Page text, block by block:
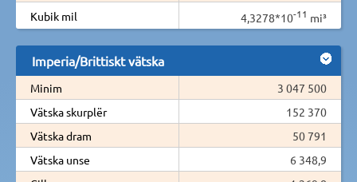
Kubik mil
4,3278*10-11 mi³
Imperia/Brittiskt vätska
Minim
3 047 500
Vätska skurplër
152 370
Vätska dram
50 791
Vätska unse
6 348,9